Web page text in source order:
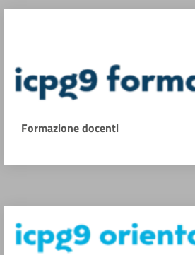
Formazione docenti